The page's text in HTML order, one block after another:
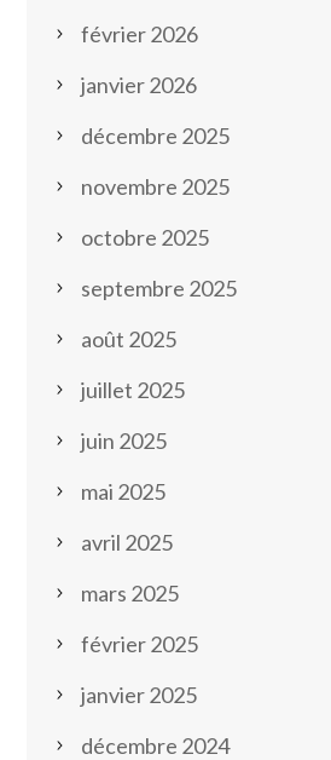
février 2026
janvier 2026
décembre 2025
novembre 2025
octobre 2025
septembre 2025
août 2025
juillet 2025
juin 2025
mai 2025
avril 2025
mars 2025
février 2025
janvier 2025
décembre 2024